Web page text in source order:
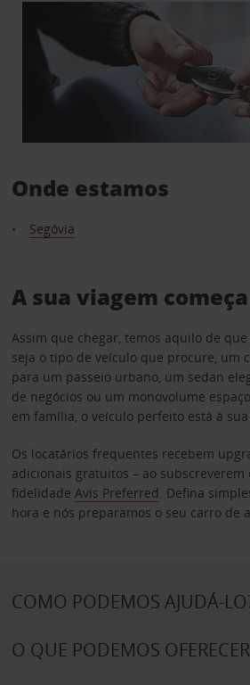
Onde estamos
Segóvia
A sua viagem
Assim que chegar, temos aquilo de
seja o tipo de veículo que procure, um
para um passeio urbano, um sedan
de negócios ou um monovolume
em família, o veículo perfeito está à
Os locatários frequentes recebem
adicionais gratuitos – ao subscreverem
fidelidade Avis Preferred. Defina
hora e nós preparamos o seu carro de
COMO PODEMOS AJUDÁ-
O QUE PODEMOS OFERECER